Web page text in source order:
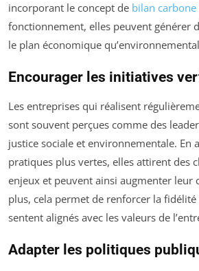
incorporant le concept de bilan carbone
fonctionnement, elles peuvent générer
le plan économique
Encourager les initiatives
Les entreprises qui réalisent
sont souvent perçues comme des
justice sociale et environnementale. En
pratiques plus vertes, elles attirent des
enjeux et peuvent ainsi augmenter leur
plus, cela permet de renforcer la
sentent alignés avec les valeurs de
Adapter les politiques